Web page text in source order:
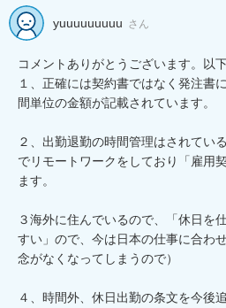
yuuuuuuuuu さん
コメントありがとうございます。以
１、正確には契約書ではなく発注書
間単位の金額が記載されています。
２、出勤退勤の時間管理はされてい
でリモートワークをしており「雇用
ます。
３海外に住んでいるので、「休日を
すい」ので、今は日本の仕事に合わ
念がなくなってしまうので）
４、時間外、休日出勤の条文を今後